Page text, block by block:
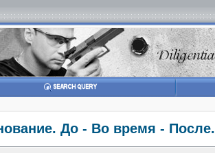
До - Во время - После.